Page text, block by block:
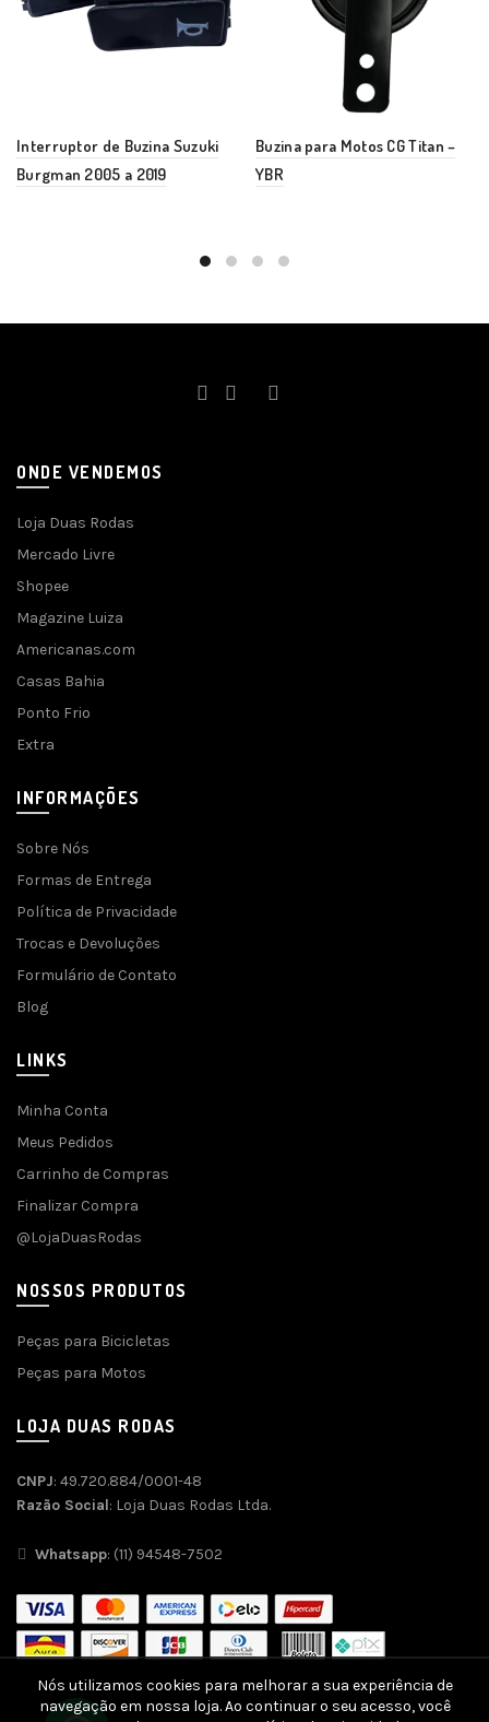
Interruptor de Buzina Suzuki
Burgman 2005 a 2019
Buzina para Motos CG Titan –
YBR
ONDE VENDEMOS
Loja Duas Rodas
Mercado Livre
Shopee
Magazine Luiza
Americanas.com
Casas Bahia
Ponto Frio
Extra
INFORMAÇÕES
Sobre Nós
Formas de Entrega
Política de Privacidade
Trocas e Devoluções
Formulário de Contato
Blog
LINKS
Minha Conta
Meus Pedidos
Carrinho de Compras
Finalizar Compra
@LojaDuasRodas
NOSSOS PRODUTOS
Peças para Bicicletas
Peças para Motos
LOJA DUAS RODAS
CNPJ: 49.720.884/0001-48
Razão Social: Loja Duas Rodas Ltda.
Whatsapp: (11) 94548-7502
Nós utilizamos cookies para melhorar a sua experiência de
navegação em nossa loja. Ao continuar o seu acesso, você